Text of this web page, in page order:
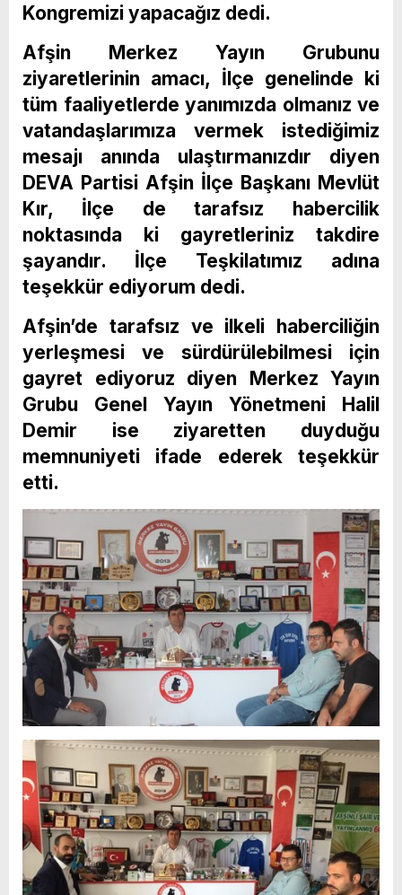
Kongremizi yapacağız dedi.
Afşin Merkez Yayın Grubunu
ziyaretlerinin amacı, İlçe genelinde ki
tüm faaliyetlerde yanımızda olmanız ve
vatandaşlarımıza vermek istediğimiz
mesajı anında ulaştırmanızdır diyen
DEVA Partisi Afşin İlçe Başkanı Mevlüt
Kır, İlçe de tarafsız habercilik
noktasında ki gayretleriniz takdire
şayandır. İlçe Teşkilatımız adına
teşekkür ediyorum dedi.
Afşin’de tarafsız ve ilkeli haberciliğin
yerleşmesi ve sürdürülebilmesi için
gayret ediyoruz diyen Merkez Yayın
Grubu Genel Yayın Yönetmeni Halil
Demir ise ziyaretten duyduğu
memnuniyeti ifade ederek teşekkür
etti.